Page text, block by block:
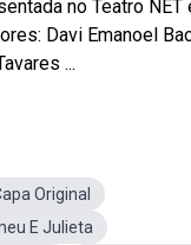
no Teatro NET
Davi Emanoel
...
Original
E Julieta